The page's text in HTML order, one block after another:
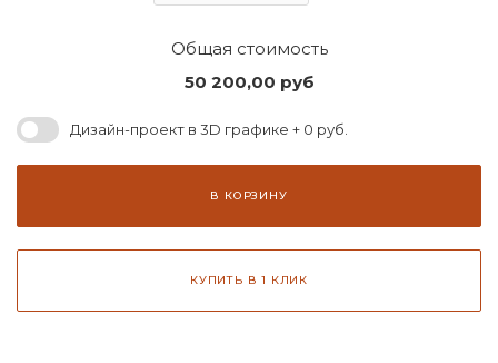
Общая стоимость
50 200,00 руб
Дизайн-проект в 3D графике + 0 руб.
В КОРЗИНУ
КУПИТЬ В 1 КЛИК